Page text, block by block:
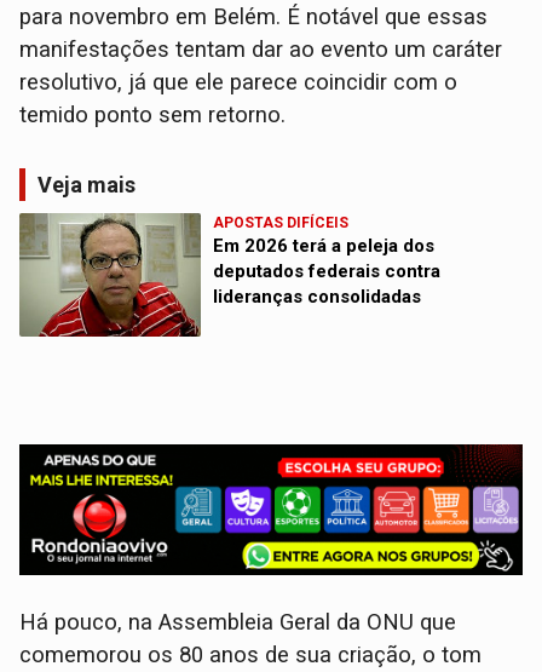
para novembro em Belém. É notável que essas
manifestações tentam dar ao evento um caráter
resolutivo, já que ele parece coincidir com o
temido ponto sem retorno.
Veja mais
APOSTAS DIFÍCEIS
Em 2026 terá a peleja dos
deputados federais contra
lideranças consolidadas
Há pouco, na Assembleia Geral da ONU que
comemorou os 80 anos de sua criação, o tom